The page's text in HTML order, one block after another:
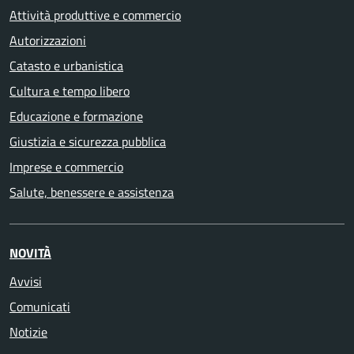
Attività produttive e commercio
Autorizzazioni
Catasto e urbanistica
Cultura e tempo libero
Educazione e formazione
Giustizia e sicurezza pubblica
Imprese e commercio
Salute, benessere e assistenza
NOVITÀ
Avvisi
Comunicati
Notizie